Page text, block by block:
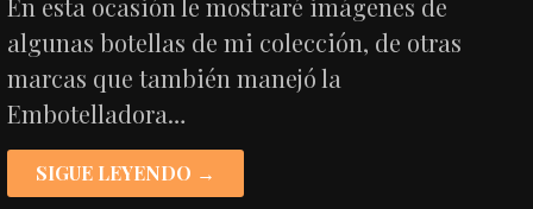
algunas botellas de mi colección, de otras
marcas que también manejó la
Embotelladora…
SIGUE LEYENDO →